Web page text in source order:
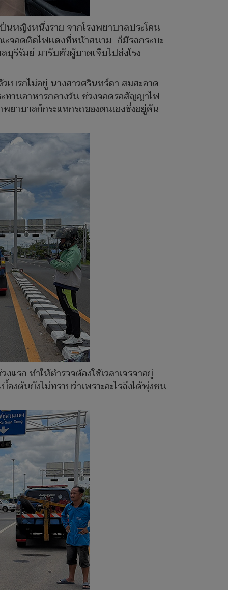
นหญิงหนึ่งราย จากโรงพยาบาลประโคน
ะจอดติดไฟแดงที่หน้าสนาม ก็มีรถกระบะ
รีรัมย์ มารับตัวผู้บาดเจ็บไปส่งโรง
บรกไม่อยู่ นางสาวศรินทร์ดา สมสะอาด
ทานอาหารกลางวัน ช่วงจอดรอสัญญาไฟ
ยาบาลก็กระแทกรถของตนเองซึ่งอยู่คัน
รก ทำให้ตำรวจต้องใช้เวลาเจรจาอยู่
งต้นยังไม่ทราบว่าเพราะอะไรถึงได้พุ่งชน